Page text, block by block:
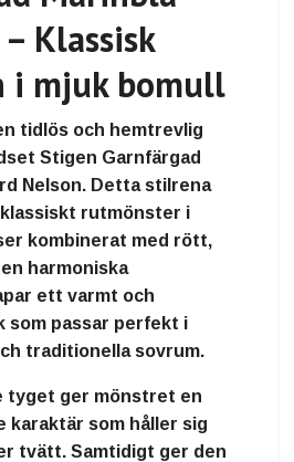
Klassisk
i mjuk bomull
tidlös och hemtrevlig
Stigen Garnfärgad
Nelson. Detta stilrena
rutmönster i
kombinerat med rött,
harmoniska
ett varmt och
som passar perfekt i
traditionella sovrum.
tyget ger mönstret en
karaktär som håller sig
tvätt. Samtidigt ger den